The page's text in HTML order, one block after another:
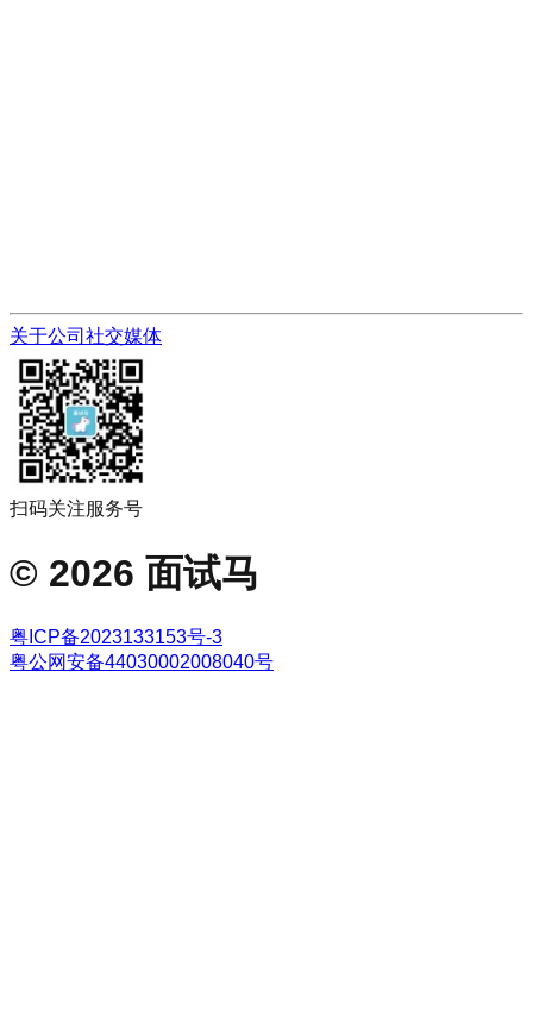
关于公司 社交媒体
扫码关注服务号
© 2026 面试马
粤ICP备2023133153号-3
粤公网安备44030002008040号